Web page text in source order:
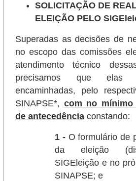
SOLICITAÇÃO DE
ELEIÇÃO PELO
Superadas as decisões de
no escopo das comissões
atendimento técnico
precisamos que elas
encaminhadas, pelo
SINAPSE*, com no
de antecedência constando:
1 -O formulário de
da eleição
SIGEleição e no
SINAPSE; e